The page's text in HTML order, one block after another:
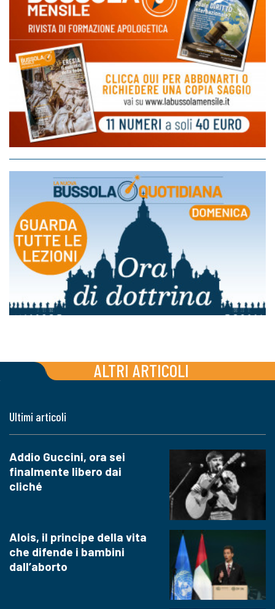
ALTRI ARTICOLI
Ultimi articoli
Addio Guccini, ora sei
finalmente libero dai
cliché
Alois, il principe della vita
che difende i bambini
dall’aborto